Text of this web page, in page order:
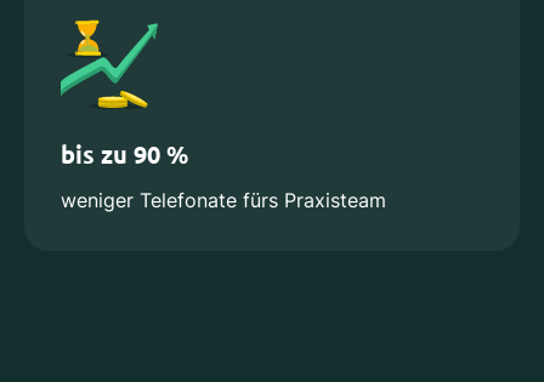
bis zu 90 %
weniger Telefonate fürs Praxisteam